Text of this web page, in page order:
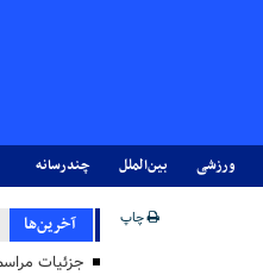
ورزشی بین‌الملل چندرسانه
چاپ آخرین‌ها
جزئیات